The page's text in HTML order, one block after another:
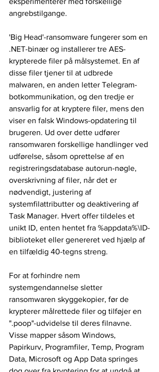
angrebstilgange.
'Big Head'-ransomware fungerer som en
.NET-binær og installerer tre AES-
krypterede filer på målsystemet. En af
disse filer tjener til at udbrede
malwaren, en anden letter Telegram-
botkommunikation, og den tredje er
ansvarlig for at kryptere filer, mens den
viser en falsk Windows-opdatering til
brugeren. Ud over dette udfører
ransomwaren forskellige handlinger ved
udførelse, såsom oprettelse af en
registreringsdatabase autorun-nøgle,
overskrivning af filer, når det er
nødvendigt, justering af
systemfilattributter og deaktivering af
Task Manager. Hvert offer tildeles et
unikt ID, enten hentet fra %appdata%\ID-
biblioteket eller genereret ved hjælp af
en tilfældig 40-tegns streng.
For at forhindre nem
systemgendannelse sletter
ransomwaren skyggekopier, før de
krypterer målrettede filer og tilføjer en
".poop"-udvidelse til deres filnavne.
Visse mapper såsom Windows,
Papirkurv, Programfiler, Temp, Program
Data, Microsoft og App Data springes